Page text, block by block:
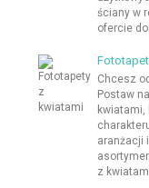
ściany w
ofercie
Chcesz
Postaw
aranżacji
z